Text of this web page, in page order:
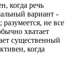
когда речь
вариант -
не все
хватает
существенный
когда